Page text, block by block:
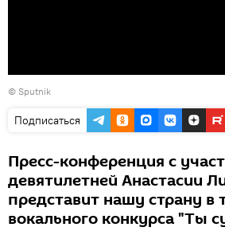
© Sputnik
Подписаться
Пресс-конференция с
девятилетней Анастасии
представит нашу страну в
вокального конкурса "Ты